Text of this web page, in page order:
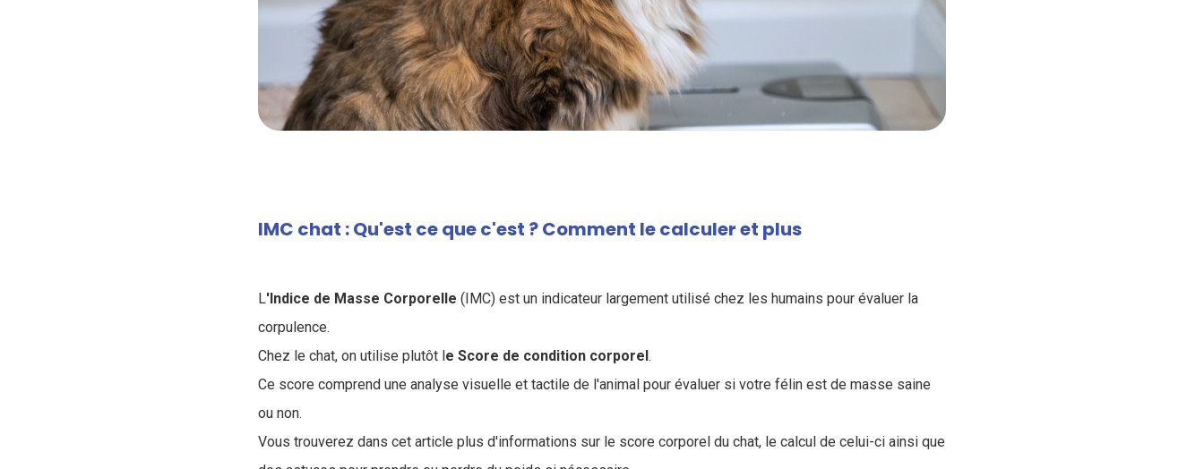
IMC chat : Qu'est ce que c'est ? Comment le calculer et plus
L'Indice de Masse Corporelle (IMC) est un indicateur largement utilisé chez les humains pour évaluer la
corpulence.
Chez le chat, on utilise plutôt le Score de condition corporel.
Ce score comprend une analyse visuelle et tactile de l'animal pour évaluer si votre félin est de masse saine
ou non.
Vous trouverez dans cet article plus d'informations sur le score corporel du chat, le calcul de celui-ci ainsi que